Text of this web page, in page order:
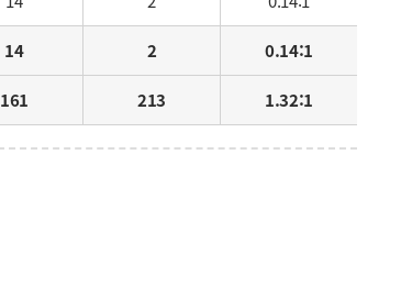
14 2 0.14:1
161 213 1.32:1